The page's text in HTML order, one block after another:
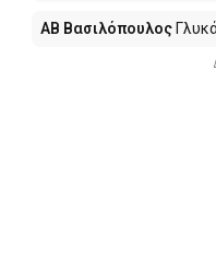
ΑΒ Βασιλόπουλος